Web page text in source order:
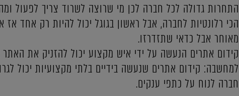
התחרות גדולה לכל חברה לכן מי שרוצה לשרוד צריך לפעול
הכי רלונטיות לחברה, אבל ראשון בגוגל יכול להיות רק
מאוחר אבל כדאי שתזדרזו.
קידום אתרים הנעשה על ידי איש מקצוע יכול להזניק את
למחשבה: קידום אתרים שנעשה בידיים בלתי מקצועיות יכול
חברה לנוח על כתפי ענקים.